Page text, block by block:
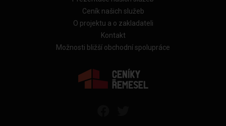
Ceník našich služeb
O projektu a o zakladateli
Kontakt
Možnosti bližší obchodní spolupráce